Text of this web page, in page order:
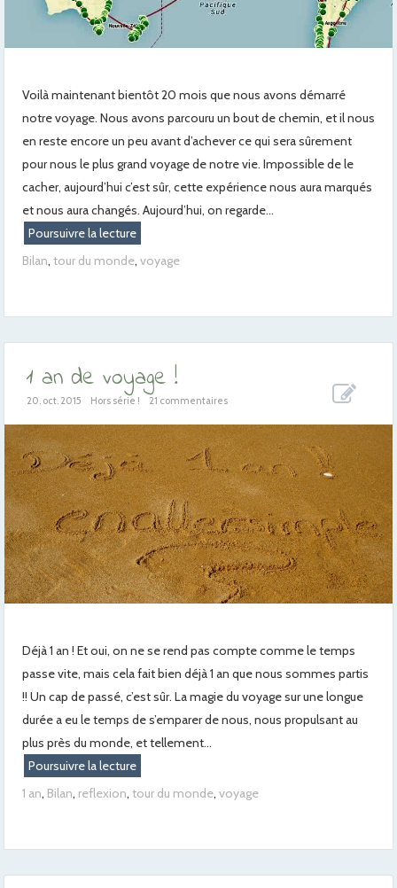
Voilà maintenant bientôt 20 mois que nous avons démarré
notre voyage. Nous avons parcouru un bout de chemin, et il nous
en reste encore un peu avant d’achever ce qui sera sûrement
pour nous le plus grand voyage de notre vie. Impossible de le
cacher, aujourd’hui c’est sûr, cette expérience nous aura marqués
et nous aura changés. Aujourd’hui, on regarde...
Poursuivre la lecture
Bilan, tour du monde, voyage
1 an de voyage !
20. oct. 2015 Hors série ! 21 commentaires
Déjà 1 an ! Et oui, on ne se rend pas compte comme le temps
passe vite, mais cela fait bien déjà 1 an que nous sommes partis
!! Un cap de passé, c’est sûr. La magie du voyage sur une longue
durée a eu le temps de s’emparer de nous, nous propulsant au
plus près du monde, et tellement...
Poursuivre la lecture
1 an, Bilan, reflexion, tour du monde, voyage